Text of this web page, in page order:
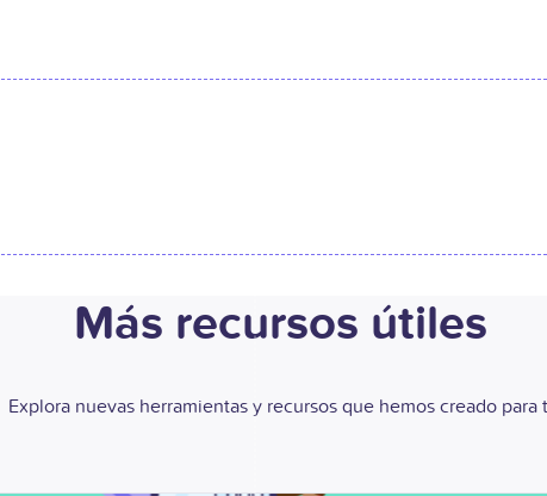
Más recursos útiles​
Explora nuevas herramientas y recursos que hemos creado para